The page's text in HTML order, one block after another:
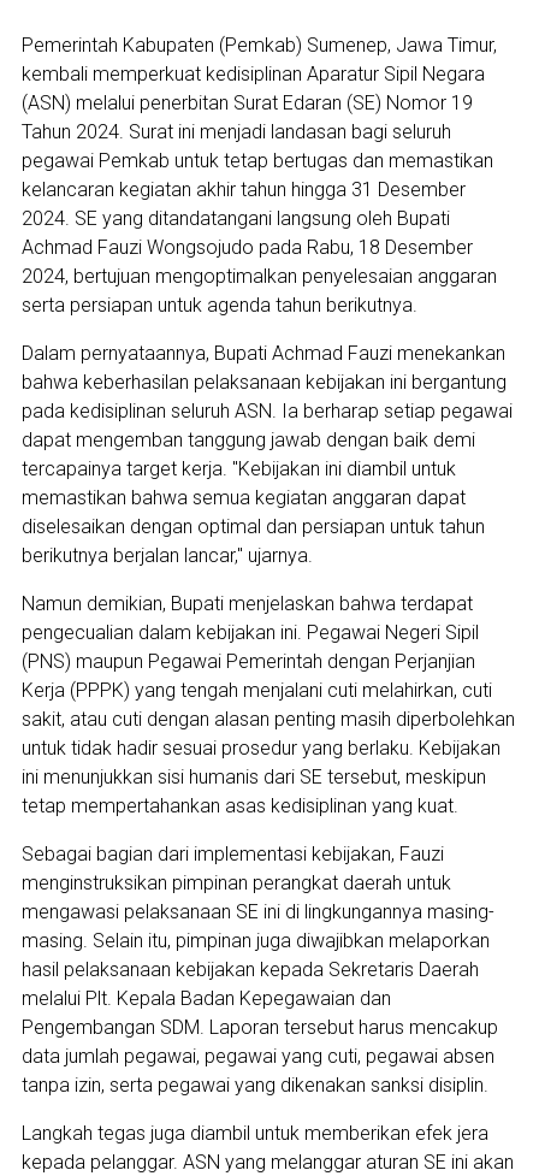
Pemerintah Kabupaten (Pemkab) Sumenep, Jawa Timur,
kembali memperkuat kedisiplinan Aparatur Sipil Negara
(ASN) melalui penerbitan Surat Edaran (SE) Nomor 19
Tahun 2024. Surat ini menjadi landasan bagi seluruh
pegawai Pemkab untuk tetap bertugas dan memastikan
kelancaran kegiatan akhir tahun hingga 31 Desember
2024. SE yang ditandatangani langsung oleh Bupati
Achmad Fauzi Wongsojudo pada Rabu, 18 Desember
2024, bertujuan mengoptimalkan penyelesaian anggaran
serta persiapan untuk agenda tahun berikutnya.
Dalam pernyataannya, Bupati Achmad Fauzi menekankan
bahwa keberhasilan pelaksanaan kebijakan ini bergantung
pada kedisiplinan seluruh ASN. Ia berharap setiap pegawai
dapat mengemban tanggung jawab dengan baik demi
tercapainya target kerja. "Kebijakan ini diambil untuk
memastikan bahwa semua kegiatan anggaran dapat
diselesaikan dengan optimal dan persiapan untuk tahun
berikutnya berjalan lancar," ujarnya.
Namun demikian, Bupati menjelaskan bahwa terdapat
pengecualian dalam kebijakan ini. Pegawai Negeri Sipil
(PNS) maupun Pegawai Pemerintah dengan Perjanjian
Kerja (PPPK) yang tengah menjalani cuti melahirkan, cuti
sakit, atau cuti dengan alasan penting masih diperbolehkan
untuk tidak hadir sesuai prosedur yang berlaku. Kebijakan
ini menunjukkan sisi humanis dari SE tersebut, meskipun
tetap mempertahankan asas kedisiplinan yang kuat.
Sebagai bagian dari implementasi kebijakan, Fauzi
menginstruksikan pimpinan perangkat daerah untuk
mengawasi pelaksanaan SE ini di lingkungannya masing-
masing. Selain itu, pimpinan juga diwajibkan melaporkan
hasil pelaksanaan kebijakan kepada Sekretaris Daerah
melalui Plt. Kepala Badan Kepegawaian dan
Pengembangan SDM. Laporan tersebut harus mencakup
data jumlah pegawai, pegawai yang cuti, pegawai absen
tanpa izin, serta pegawai yang dikenakan sanksi disiplin.
Langkah tegas juga diambil untuk memberikan efek jera
kepada pelanggar. ASN yang melanggar aturan SE ini akan